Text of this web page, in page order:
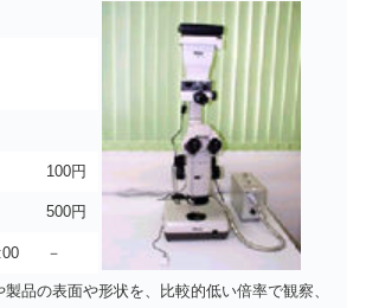
100円
500円
－
品の表面や形状を、比較的低い倍率で観察、